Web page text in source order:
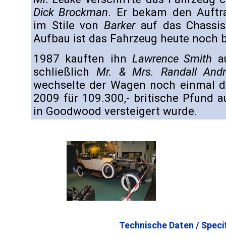
Dick Brockman. Er bekam den
im Stile vonBarkerauf das
Aufbau ist das Fahrzeug heute noch
1987 kauften ihn Lawrence Smith
schließlichMr. & Mrs. Randall
wechselte der Wagen noch einmal
2009 für 109.300,- britische Pfund
in Goodwood versteigert wurde.
Technische Daten /